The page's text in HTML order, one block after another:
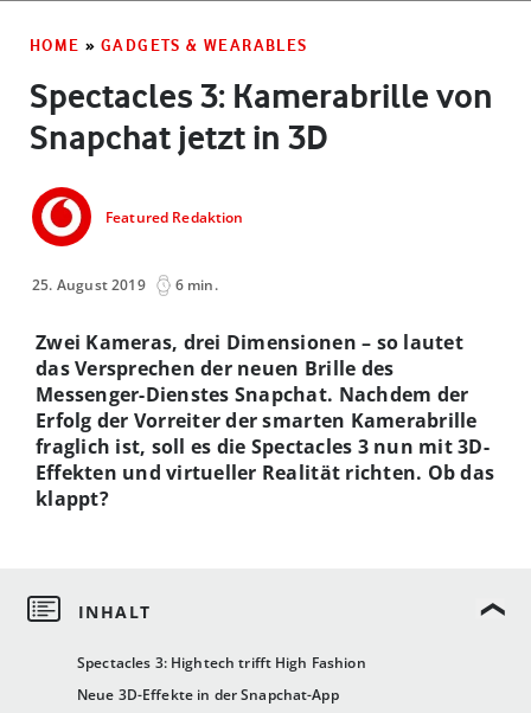
HOME » GADGETS & WEARABLES
Spectacles 3: Kamerabrille von
Snapchat jetzt in 3D
Featured Redaktion
25. August 2019 6 min.
Spectacles 3: Hightech trifft High Fashion
Neue 3D-Effekte in der Snapchat-App
Zwei Kameras, drei Dimensionen – so lautet
das Versprechen der neuen Brille des
Messenger-Dienstes Snapchat. Nachdem der
Erfolg der Vorreiter der smarten Kamerabrille
fraglich ist, soll es die Spectacles 3 nun mit 3D-
Effekten und virtueller Realität richten. Ob das
klappt?